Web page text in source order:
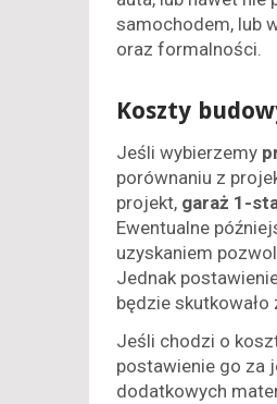
samochodem, lub
oraz formalności.
Koszty
Jeśli wybierzemy
porównaniu z
projekt, garaż 1-
Ewentualne
uzyskaniem
Jednak
będzie
Jeśli chodzi o
postawienie go za
dodatkowych